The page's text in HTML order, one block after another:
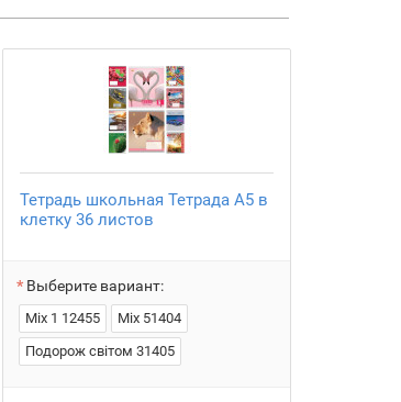
Тетрадь школьная Тетрада А5 в
клетку 36 листов
Выберите вариант:
Mix 1 12455
Mix 51404
Подорож світом 31405